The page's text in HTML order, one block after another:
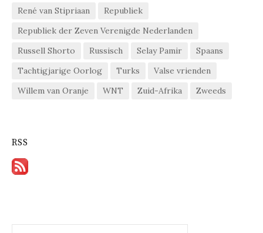
René van Stipriaan
Republiek
Republiek der Zeven Verenigde Nederlanden
Russell Shorto
Russisch Selay Pamir
Spaans
Tachtigjarige Oorlog
Turks
Valse vrienden
Willem van Oranje
WNT Zuid-Afrika Zweeds
RSS